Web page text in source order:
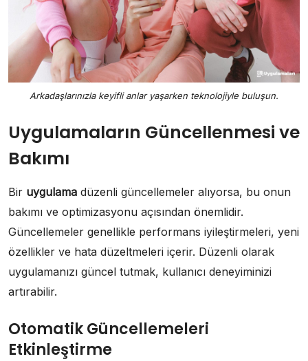
Arkadaşlarınızla keyifli anlar yaşarken teknolojiyle buluşun.
Uygulamaların Güncellenmesi ve
Bakımı
Bir uygulama düzenli güncellemeler alıyorsa, bu onun
bakımı ve optimizasyonu açısından önemlidir.
Güncellemeler genellikle performans iyileştirmeleri, yeni
özellikler ve hata düzeltmeleri içerir. Düzenli olarak
uygulamanızı güncel tutmak, kullanıcı deneyiminizi
artırabilir.
Otomatik Güncellemeleri
Etkinleştirme